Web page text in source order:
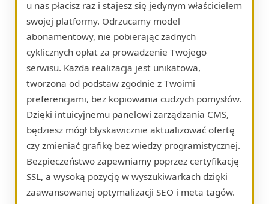
u nas płacisz raz i stajesz się jedynym właścicielem
swojej platformy. Odrzucamy model
abonamentowy, nie pobierając żadnych
cyklicznych opłat za prowadzenie Twojego
serwisu. Każda realizacja jest unikatowa,
tworzona od podstaw zgodnie z Twoimi
preferencjami, bez kopiowania cudzych pomysłów.
Dzięki intuicyjnemu panelowi zarządzania CMS,
będziesz mógł błyskawicznie aktualizować ofertę
czy zmieniać grafikę bez wiedzy programistycznej.
Bezpieczeństwo zapewniamy poprzez certyfikację
SSL, a wysoką pozycję w wyszukiwarkach dzięki
zaawansowanej optymalizacji SEO i meta tagów.